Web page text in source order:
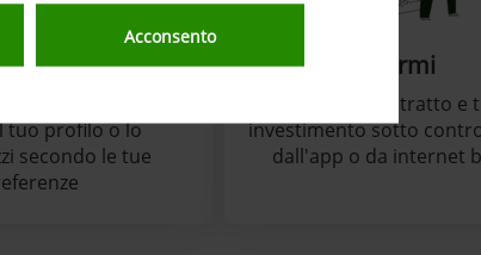
Acconsento
tuo profilo o lo
secondo le tue
Firmi
Sottoscrivi il contratto e
investimento sotto
dall'app o da internet